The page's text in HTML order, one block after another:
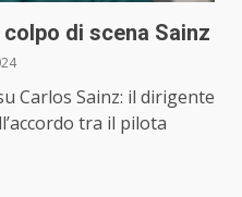
di scena Sainz
Carlos Sainz: il dirigente
tra il pilota